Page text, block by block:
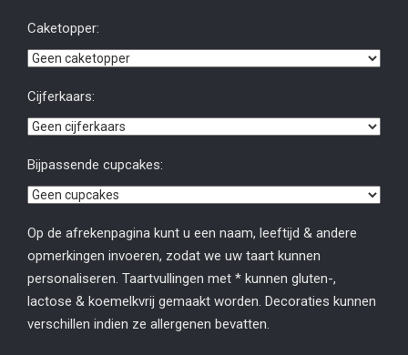
Caketopper:
Cijferkaars:
Bijpassende cupcakes:
Op de afrekenpagina kunt u een naam, leeftijd & andere
opmerkingen invoeren, zodat we uw taart kunnen
personaliseren. Taartvullingen met * kunnen gluten-,
lactose & koemelkvrij gemaakt worden. Decoraties kunnen
verschillen indien ze allergenen bevatten.